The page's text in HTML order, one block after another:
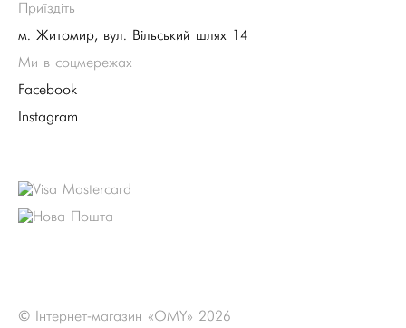
Приїздіть
м. Житомир, вул. Вільський шлях 14
Ми в соцмережах
Facebook
Instagram
© Інтернет-магазин «OMY» 2026